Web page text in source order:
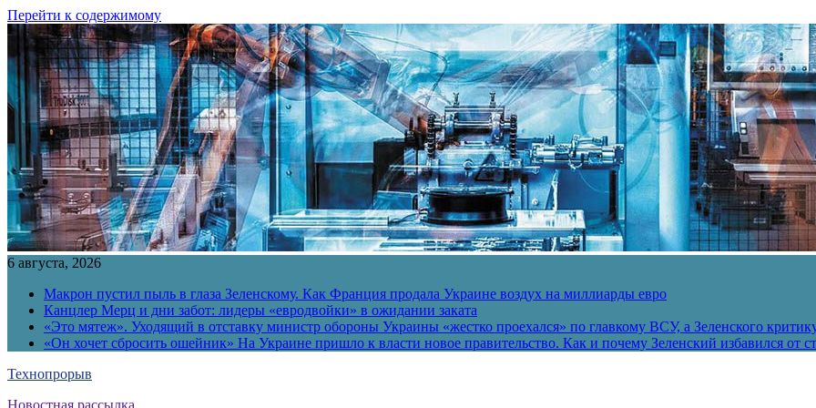
Перейти к содержимому
6 августа, 2026
Макрон пустил пыль в глаза Зеленскому. Как Франция продала Украине воздух на миллиарды евро
Канцлер Мерц и дни забот: лидеры «евродвойки» в ожидании заката
«Это мятеж». Уходящий в отставку министр обороны Украины «жестко проехался» по главкому ВСУ, а Зеленского
«Он хочет сбросить ошейник» На Украине пришло к власти новое правительство. Как и почему Зеленский избавился от
Технопрорыв
Новостная рассылка